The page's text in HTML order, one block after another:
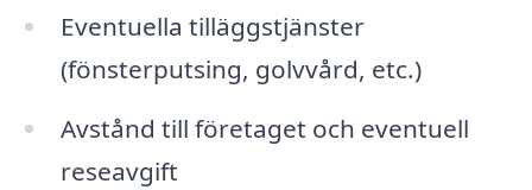
Eventuella tilläggstjänster
(fönsterputsing, golvvård, etc.)
Avstånd till företaget och eventuell
reseavgift